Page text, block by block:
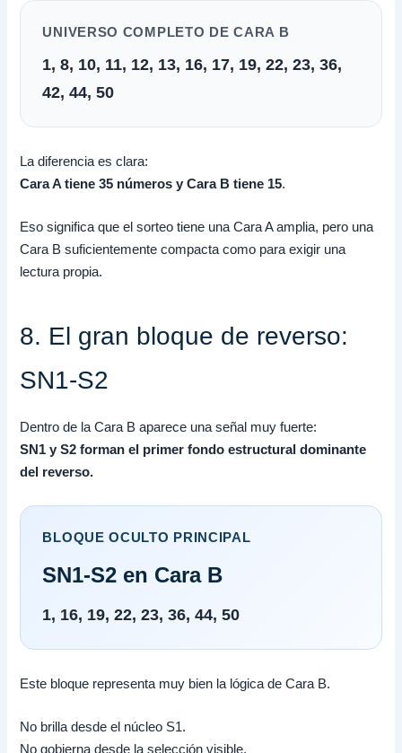
UNIVERSO COMPLETO DE CARA B
1, 8, 10, 11, 12, 13, 16, 17, 19, 22, 23, 36,
42, 44, 50
La diferencia es clara:
Cara A tiene 35 números y Cara B tiene 15.
Eso significa que el sorteo tiene una Cara A amplia, pero una
Cara B suficientemente compacta como para exigir una
lectura propia.
8. El gran bloque de reverso:
SN1-S2
Dentro de la Cara B aparece una señal muy fuerte:
SN1 y S2 forman el primer fondo estructural dominante
del reverso.
BLOQUE OCULTO PRINCIPAL
SN1-S2 en Cara B
1, 16, 19, 22, 23, 36, 44, 50
Este bloque representa muy bien la lógica de Cara B.
No brilla desde el núcleo S1.
No gobierna desde la selección visible.